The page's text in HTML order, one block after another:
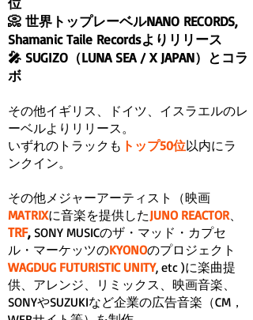
📀 世界トップレーベルNANO RECORDS,
Shamanic Taile Recordsよりリリース
🎤 SUGIZO（LUNA SEA / X JAPAN）とコラ
ボ
その他イギリス、ドイツ、イスラエルのレ
ーベルよりリリース。
いずれのトラックも トップ50位以内にラ
ンクイン。
その他メジャーアーティスト（映画
MATRIXに音楽を提供したJUNO REACTOR、
TRF, SONY MUSICのザ・マッド・カプセ
ル・マーケッツのKYONOのプロジェクト
WAGDUG FUTURISTIC UNITY, etc )に楽曲提
供、アレンジ、リミックス、映画音楽、
SONYやSUZUKIなど企業の広告音楽（CM，